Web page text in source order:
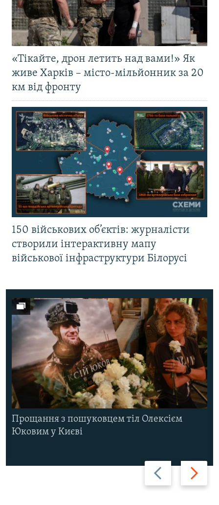
«Тікайте, дрон летить над вами!» Як
живе Харків – місто-мільйонник за 20
км від фронту
150 військових об’єктів: журналісти
створили інтерактивну мапу
військової інфраструктури Білорусі
Назад Вперед
Прощання з пошуковцем тіл Олексієм
Юковим у Києві